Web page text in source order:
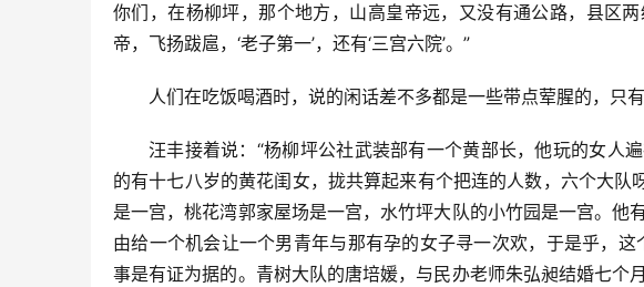
你们，在杨柳坪，那个地方，山高皇帝远，又没有通公路，县区
帝，飞扬跋扈，‘老子第一’，还有‘三宫六院’。”
人们在吃饭喝酒时，说的闲话差不多都是一些带点荤腥的，只
汪丰接着说：“杨柳坪公社武装部有一个黄部长，他玩的女人
的有十七八岁的黄花闺女，拢共算起来有个把连的人数，六个大队
是一宫，桃花湾郭家屋场是一宫，水竹坪大队的小竹园是一宫。他
由给一个机会让一个男青年与那有孕的女子寻一次欢，于是乎，这
事是有证为据的。青树大队的唐培媛，与民办老师朱弘昶结婚七个